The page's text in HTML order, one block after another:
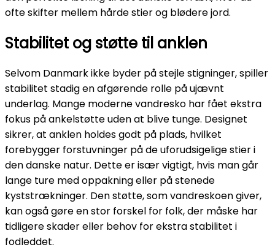
ofte skifter mellem hårde stier og blødere jord.
Stabilitet og støtte til anklen
Selvom Danmark ikke byder på stejle stigninger, spiller
stabilitet stadig en afgørende rolle på ujævnt
underlag. Mange moderne vandresko har fået ekstra
fokus på ankelstøtte uden at blive tunge. Designet
sikrer, at anklen holdes godt på plads, hvilket
forebygger forstuvninger på de uforudsigelige stier i
den danske natur. Dette er især vigtigt, hvis man går
lange ture med oppakning eller på stenede
kyststrækninger. Den støtte, som vandreskoen giver,
kan også gøre en stor forskel for folk, der måske har
tidligere skader eller behov for ekstra stabilitet i
fodleddet.